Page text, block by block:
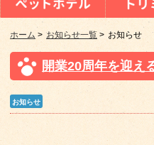
ホーム > お知らせ一覧 > お知らせ
開業20周年を迎え